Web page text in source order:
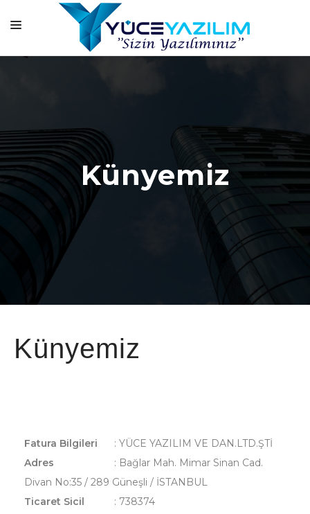
ÜRÜNLERİMİZ
BAŞARI HİKAYELERİMİZKünyemiz
Künyemiz
Fatura Bilgileri
: YÜCE YAZILIM VE DAN.LTD.ŞTİ
Adres
: Bağlar Mah. Mimar Sinan Cad.
Divan No:35 / 289 Güneşli / İSTANBUL
Ticaret Sicil
: 738374